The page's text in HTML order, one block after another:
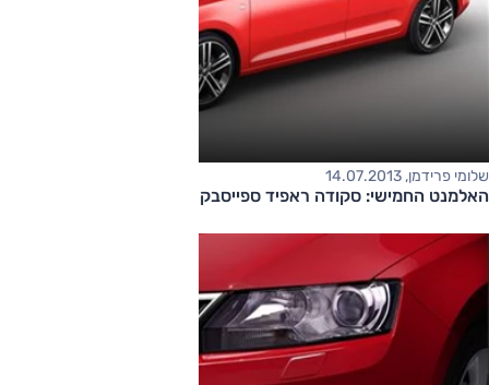
שלומי פרידמן, 14.07.2013
האלמנט החמישי: סקודה ראפיד ספייסבק